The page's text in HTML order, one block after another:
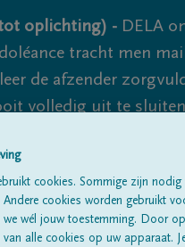
oplichting) - DELA
tracht men
de afzender
volledig uit te
cookies. Sommige zijn
cookies worden gebruikt
wél jouw toestemming. Door
alle cookies op uw apparaat.